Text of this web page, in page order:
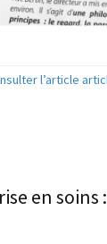
l’article
en soins :